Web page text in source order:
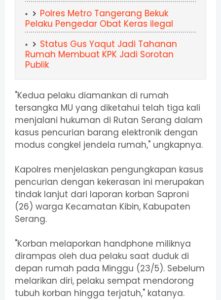
Polres Metro Tangerang Bekuk
Pelaku Pengedar Obat Keras ilegal
Status Gus Yaqut Jadi Tahanan
Rumah Membuat KPK Jadi Sorotan
Publik
"Kedua pelaku diamankan di rumah
tersangka MU yang diketahui telah tiga kali
menjalani hukuman di Rutan Serang dalam
kasus pencurian barang elektronik dengan
modus congkel jendela rumah," ungkapnya.
Kapolres menjelaskan pengungkapan kasus
pencurian dengan kekerasan ini merupakan
tindak lanjut dari laporan korban Saproni
(26) warga Kecamatan Kibin, Kabupaten
Serang.
"Korban melaporkan handphone miliknya
dirampas oleh dua pelaku saat duduk di
depan rumah pada Minggu (23/5). Sebelum
melarikan diri, pelaku sempat mendorong
tubuh korban hingga terjatuh," katanya.